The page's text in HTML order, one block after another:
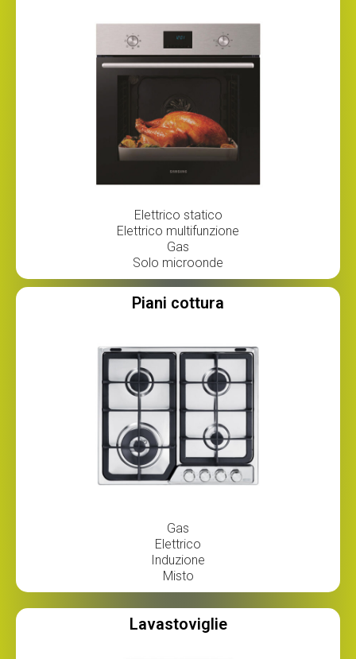
Elettrico statico
Elettrico multifunzione
Gas
Solo microonde
Piani cottura
Gas
Elettrico
Induzione
Misto
Lavastoviglie